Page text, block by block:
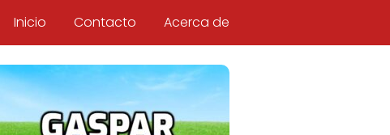
Inicio Contacto Acerca de